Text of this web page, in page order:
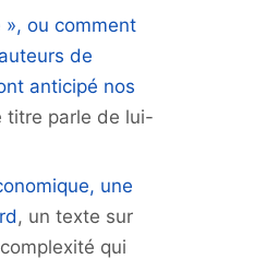
», ou comment
de
anticipé nos
titre parle de lui-
une
, un texte sur
qui